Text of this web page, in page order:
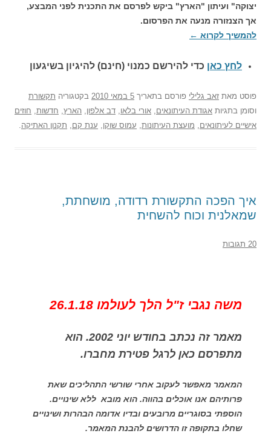
יצוקה" ועיתון "הארץ" ביקש לפרסם את התכנית לפני המבצע,
אך הצנזורה מנעה את הפרסום.
להמשיך לקרוא ←
לחץ כאן כדי להירשם כמנוי (חינם) להיגיון בשיגעון
פוסט מאת זאב גלילי פורסם בתאריך 5 במאי 2010 בקטגוריה תקשורת
וסומן בתגיות אגודת העיתונאים אורי בלאו דב אלפון הארץ חדשות חוזים
אישיים לעיתונאים
מועצת העיתונות עמוס שוקן ענת קם תקנון האתיקה
איך הפכה התקשורת רדודה, מושחתת,
שמאלנית וכוח להשחית
20 תגובות
משה נגבי ז"ל הלך לעולמו 26.1.18
מאמר זה נכתב בחודש יוני 2002. הוא
מתפרסם כאן לרגל פטירת מחברו.
המאמר מאפשר לעקוב אחרי שורשי התהליכים שאת
פרותיהם אנו אוכלים בהווה. הוא מובא ללא שינויים.
הוספתי בסוגריים מרובעים ובדיו אדומה הבהרות ושינויים
שחלו בתקופה זו הדרושים להבנת המאמר.